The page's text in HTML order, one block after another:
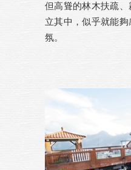
但高聳的林木扶疏
立其中，似乎就能
氛。